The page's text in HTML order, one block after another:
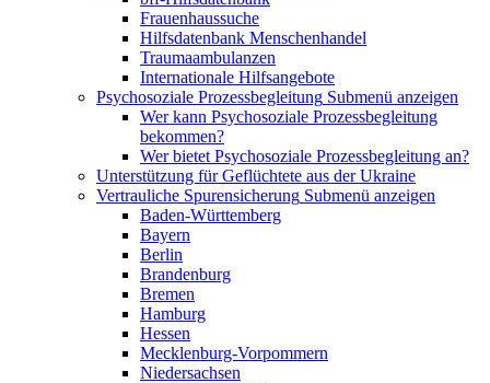
Frauenhaussuche
Hilfsdatenbank Menschenhandel
Traumaambulanzen
Internationale Hilfsangebote
Psychosoziale Prozessbegleitung Submenü anzeigen
Wer kann Psychosoziale Prozessbegleitung
bekommen?
Wer bietet Psychosoziale Prozessbegleitung an?
Unterstützung für Geflüchtete aus der Ukraine
Vertrauliche Spurensicherung Submenü anzeigen
Baden-Württemberg
Bayern
Berlin
Brandenburg
Bremen
Hamburg
Hessen
Mecklenburg-Vorpommern
Niedersachsen